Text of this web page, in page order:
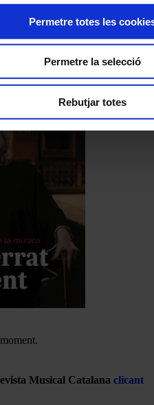
Permetre totes les
Permetre la selecció
Rebutjar totes
Musical Catalana clicant